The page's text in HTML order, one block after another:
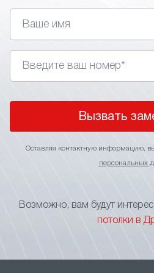
отсутствие бликов,
распределение
света;
светильников, треков,
рабочих кабинетов,
Матовая текстура делает
При выборе тканевых
Вызвать
Оставляя контактную информацию,
персональных
Возможно, вам будут
потолки в